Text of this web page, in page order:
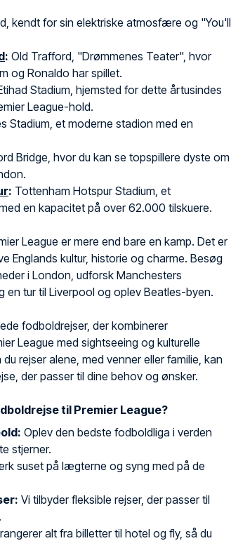
kendt for sin elektriske atmosfære og "You'll
: Old Trafford, "Drømmenes Teater", hvor
og Ronaldo har spillet.
Stadium, hjemsted for dette årtusindes
League-hold.
Stadium, et moderne stadion med en
Bridge, hvor du kan se topspillere dyste om
: Tottenham Hotspur Stadium, et
en kapacitet på over 62.000 tilskuere.
League er mere end bare en kamp. Det er
Englands kultur, historie og charme. Besøg
i London, udforsk Manchesters
en tur til Liverpool og oplev Beatles-byen.
fodboldrejser, der kombinerer
League med sightseeing og kulturelle
rejser alene, med venner eller familie, kan
der passer til dine behov og ønsker.
til Premier League?
Oplev den bedste fodboldliga i verden
stjerner.
suset på lægterne og syng med på de
Vi tilbyder fleksible rejser, der passer til
alt fra billetter til hotel og fly, så du